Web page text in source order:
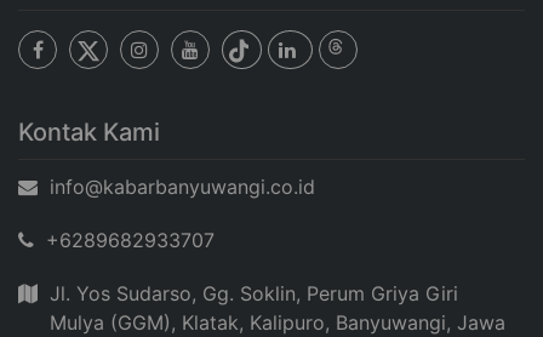
Kontak Kami
info@kabarbanyuwangi.co.id
+6289682933707
Jl. Yos Sudarso, Gg. Soklin, Perum Griya Giri
Mulya (GGM), Klatak, Kalipuro, Banyuwangi, Jawa